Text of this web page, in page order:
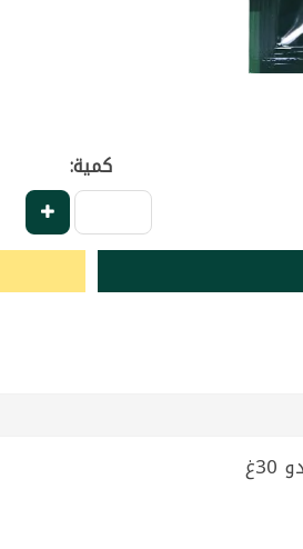
كمية: